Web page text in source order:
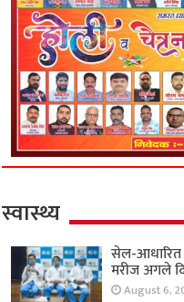
स्वास्थ्य
सेल-आधारित
मरीज अगले
August 6,